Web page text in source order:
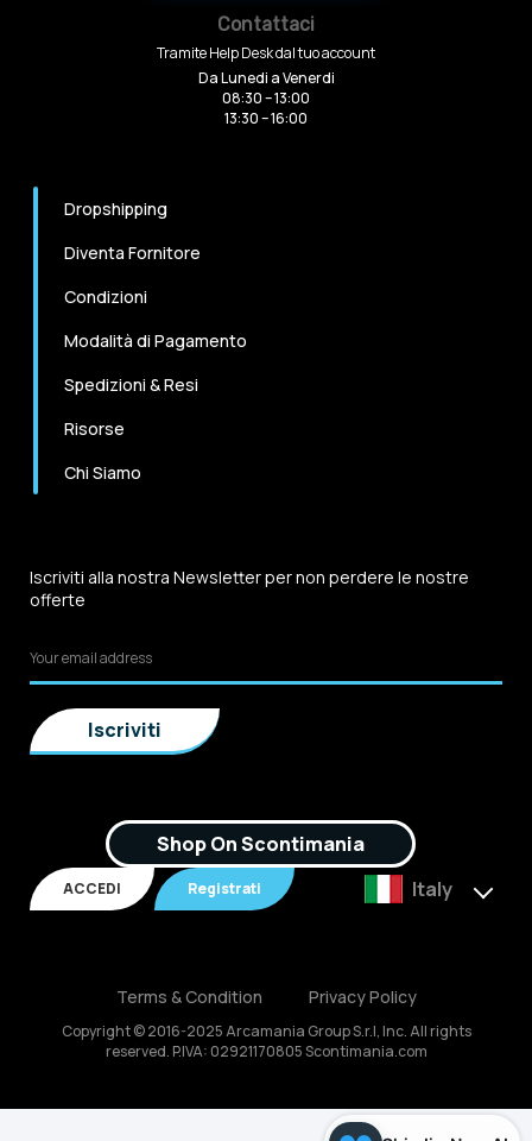
Contattaci
Tramite Help Desk dal tuo account
Da Lunedi a Venerdi
08:30 – 13:00
13:30 – 16:00
Dropshipping
Diventa Fornitore
Condizioni
Modalità di Pagamento
Spedizioni & Resi
Risorse
Chi Siamo
Iscriviti alla nostra Newsletter per non perdere le nostre
offerte
Shop On Scontimania
ACCEDI Registrati Italy
Copyright © 2016-2025 Arcamania Group S.r.l, Inc. All rights
reserved. P.IVA: 02921170805 Scontimania.com
Terms & Condition Privacy Policy